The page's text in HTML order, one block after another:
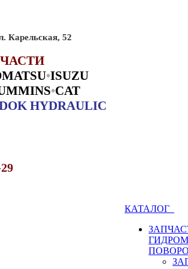
Карельская, 52
MATSU•ISUZU
•CAT
HYDRAULIC
КАТАЛОГ